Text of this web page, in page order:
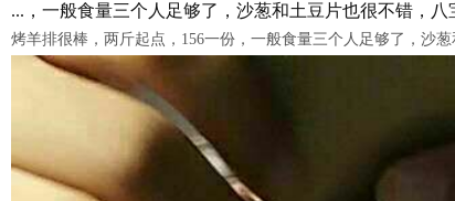
...，一般食量三个人足够了，沙葱和土豆片也很不错，
烤羊排很棒，两斤起点，156一份，一般食量三个人足够了，沙